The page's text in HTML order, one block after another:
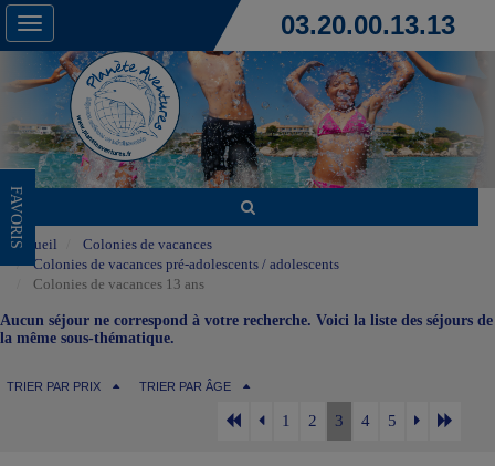
Toggle
navigation
03.20.00.13.13
FAVORIS
Accueil
Colonies de vacances
Colonies de vacances pré-adolescents / adolescents
Colonies de vacances 13 ans
Aucun séjour ne correspond à votre recherche. Voici la liste des séjours de
la même sous-thématique.
TRIER PAR PRIX TRIER PAR ÂGE
1 2 3 4 5